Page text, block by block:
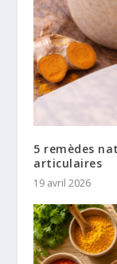
5 remèdes
articulaires
19 avril 2026